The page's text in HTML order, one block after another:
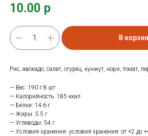
10.00 р
В
Рис, авокадо, салат, огурец, кунжут, нори, томат,
— Вес: 190 г 8 шт
— Калорийность: 185 ккал
— Белки: 14.6 г
— Жиры: 5.5 г
— Углеводы: 54 г
— Условия хранения: условия хранения: от +2 до